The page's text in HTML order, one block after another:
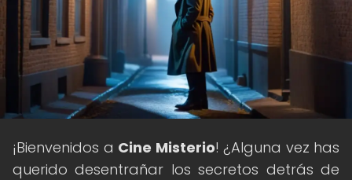
¡Bienvenidos a Cine Misterio! ¿Alguna vez has
querido desentrañar los secretos detrás de